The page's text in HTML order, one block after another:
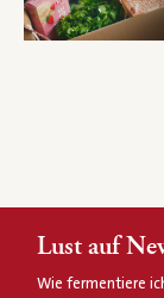
Lust auf
Wie fermentiere